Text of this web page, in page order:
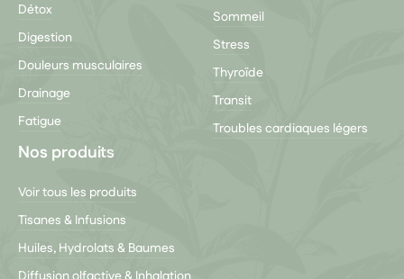
Détox
Digestion
Douleurs musculaires
Drainage
Fatigue
Sommeil
Stress
Thyroïde
Transit
Troubles cardiaques légers
Nos produits
Voir tous les produits
Tisanes & Infusions
Huiles, Hydrolats & Baumes